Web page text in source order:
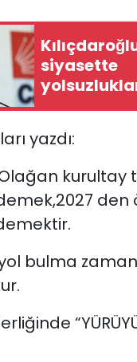
siyasette
mücadele
yazdı:
kurultay
den
bulma